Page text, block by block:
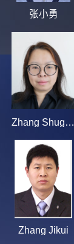
张小勇
Zhang Shuguang
Zhang Jikui